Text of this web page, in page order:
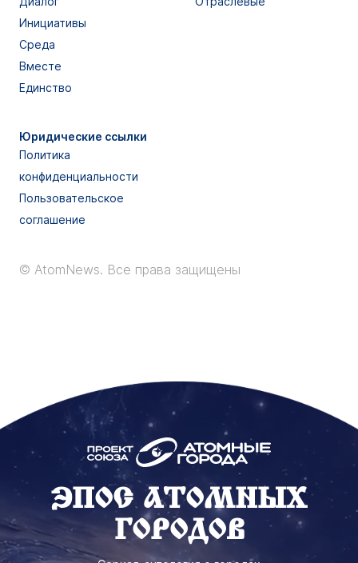
Инициативы
Среда
Вместе
Единство
Юридические ссылки
Политика
конфиденциальности
Пользовательское
соглашение
© AtomNews. Все права защищены
ЭПОС АТОМНЫХ
ГОРОДОВ